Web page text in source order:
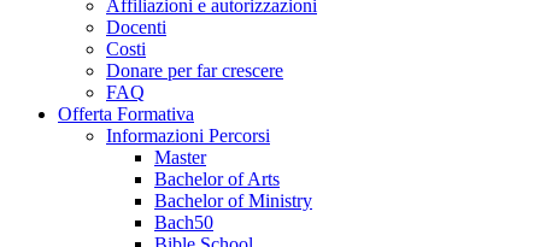
Affiliazioni e autorizzazioni
Docenti
Costi
Donare per far crescere
FAQ
Offerta Formativa
Informazioni Percorsi
Master
Bachelor of Arts
Bachelor of Ministry
Bach50